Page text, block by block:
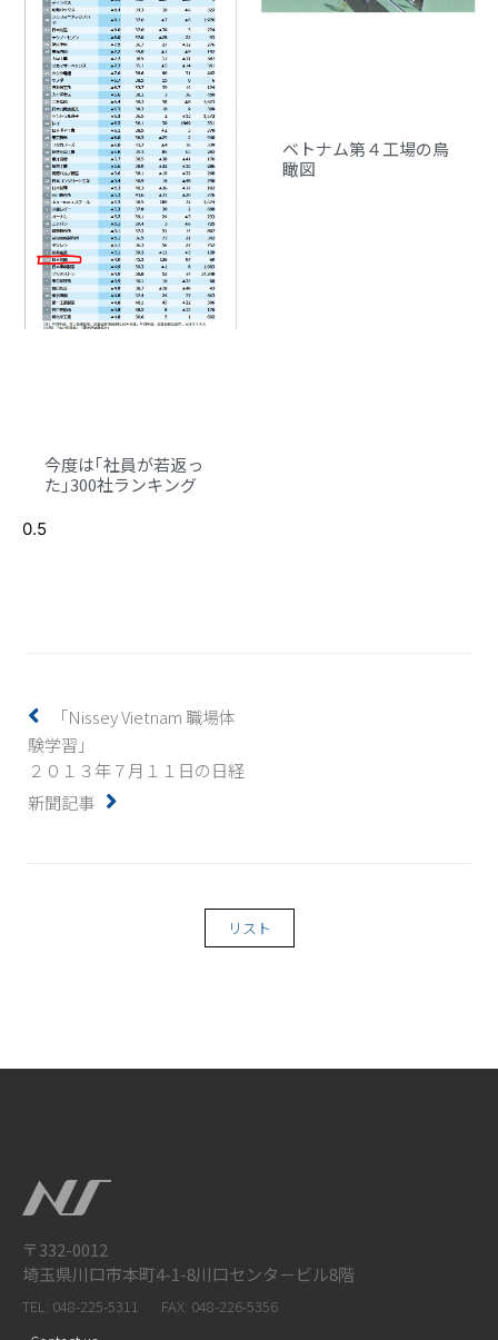
今度は｢社員が若返っ
た｣300社ランキング
ベトナム第４工場の鳥
瞰図
「Nissey Vietnam 職場体
験学習」
２０１３年７月１１日の日経
新聞記事
リスト
〒332-0012
埼玉県川口市本町4-1-8川口センタ－ビル8階
TEL: 048-225-5311
FAX: 048-226-5356